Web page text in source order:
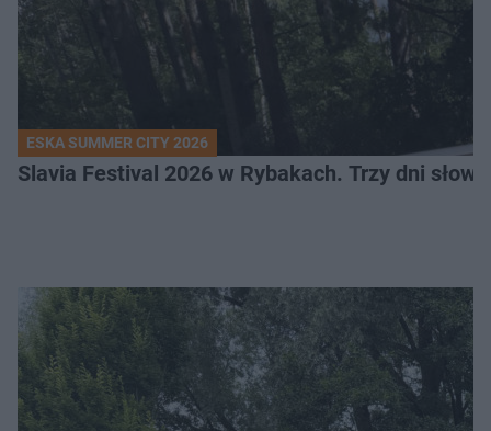
ESKA SUMMER CITY 2026
Slavia Festival 2026 w Rybakach. Trzy dni